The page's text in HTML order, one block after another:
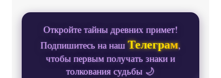
Откройте тайны древних примет!
Подпишитесь на нашТелеграм,
чтобы первым получать знаки и
толкования судьбы 🌙